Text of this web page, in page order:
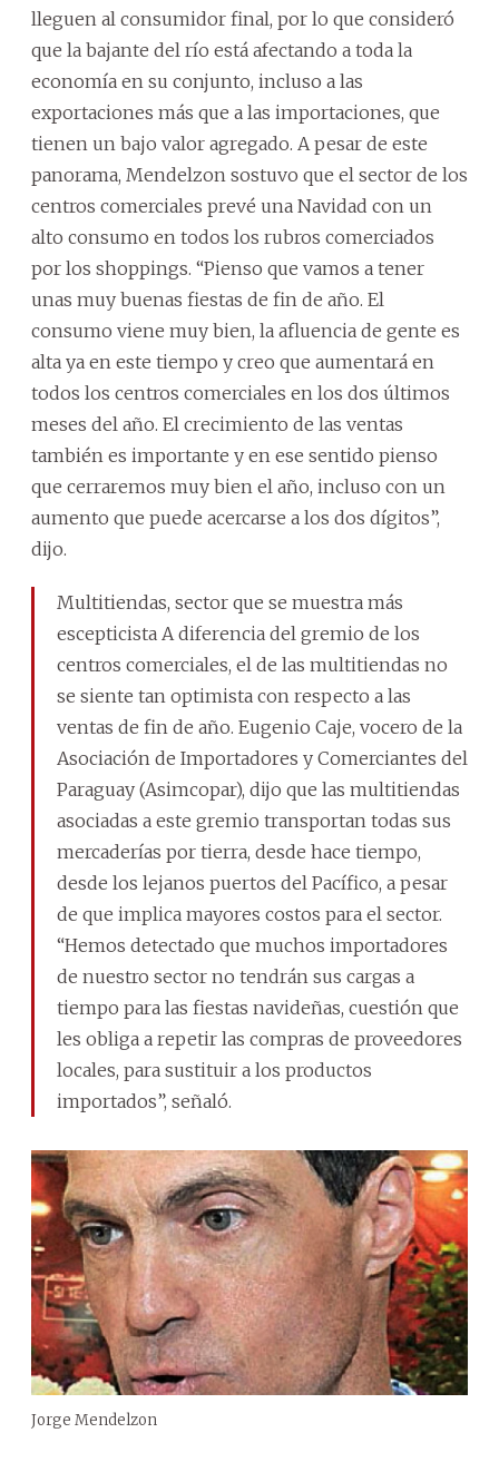
lleguen al consumidor final, por lo que consideró
que la bajante del río está afectando a toda la
economía en su conjunto, incluso a las
exportaciones más que a las importaciones, que
tienen un bajo valor agregado. A pesar de este
panorama, Mendelzon sostuvo que el sector de los
centros comerciales prevé una Navidad con un
alto consumo en todos los rubros comerciados
por los shoppings. “Pienso que vamos a tener
unas muy buenas fiestas de fin de año. El
consumo viene muy bien, la afluencia de gente es
alta ya en este tiempo y creo que aumentará en
todos los centros comerciales en los dos últimos
meses del año. El crecimiento de las ventas
también es importante y en ese sentido pienso
que cerraremos muy bien el año, incluso con un
aumento que puede acercarse a los dos dígitos”,
dijo.
Multitiendas, sector que se muestra más
escepticista A diferencia del gremio de los
centros comerciales, el de las multitiendas no
se siente tan optimista con respecto a las
ventas de fin de año. Eugenio Caje, vocero de la
Asociación de Importadores y Comerciantes del
Paraguay (Asimcopar), dijo que las multitiendas
asociadas a este gremio transportan todas sus
mercaderías por tierra, desde hace tiempo,
desde los lejanos puertos del Pacífico, a pesar
de que implica mayores costos para el sector.
“Hemos detectado que muchos importadores
de nuestro sector no tendrán sus cargas a
tiempo para las fiestas navideñas, cuestión que
les obliga a repetir las compras de proveedores
locales, para sustituir a los productos
importados”, señaló.
Jorge Mendelzon